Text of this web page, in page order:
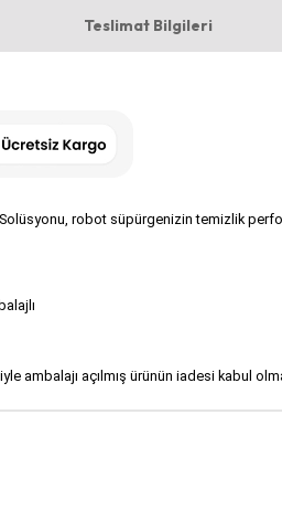
Teslimat Bilgileri
robot süpürgenizin temizlik
ambalajı açılmış ürünün iadesi kabul